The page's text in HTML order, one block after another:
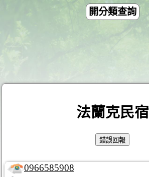
開分類查詢
法蘭克民宿
0966585908